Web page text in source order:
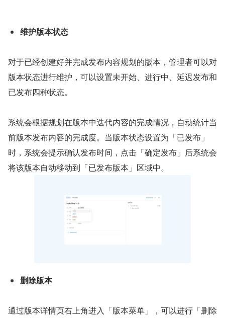
维护版本状态
对于已经创建好并完成发布内容规划的版本，管理者可以对
版本状态进行维护，可以设置未开始、进行中、延迟发布和
已发布四种状态。
系统会根据规划在版本中迭代内容的完成情况，自动统计当
前版本发布内容的完成度。当版本状态设置为「已发布」
时，系统会提示确认发布时间，点击「确定发布」后系统会
将该版本自动移动到「已发布版本」区域中。
删除版本
通过版本详情页右上角进入「版本菜单」，可以进行「删除